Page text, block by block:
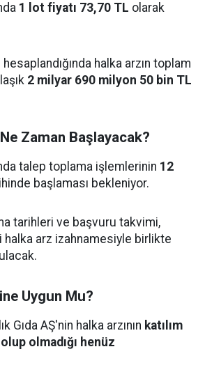
1 lot fiyatı 73,70 TL olarak
halka arzın toplam
2 milyar 690 milyon 50 bin TL
Zaman Başlayacak?
talep toplama işlemlerinin 12
başlaması bekleniyor.
tarihleri ve başvuru takvimi,
halka arz izahnamesiyle birlikte
Uygun Mu?
Gıda AŞ'nin halka arzının katılım
olmadığı henüz